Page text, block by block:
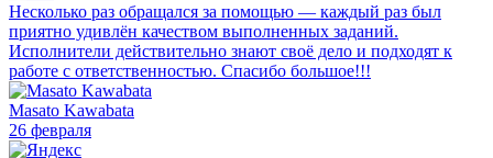
Несколько раз обращался за помощью — каждый раз был
приятно удивлён качеством выполненных заданий.
Исполнители действительно знают своё дело и подходят к
работе с ответственностью. Спасибо большое!!!
Masato Kawabata
26 февраля